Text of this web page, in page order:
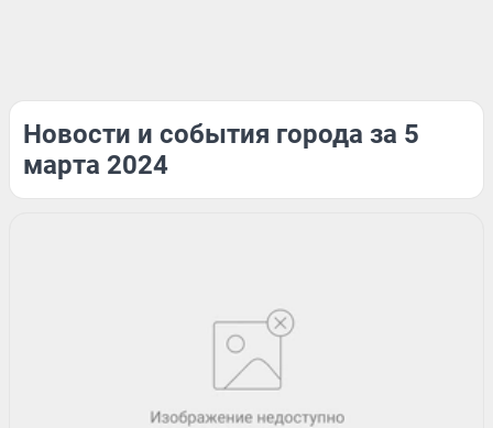
Новости и события города за 5
марта 2024